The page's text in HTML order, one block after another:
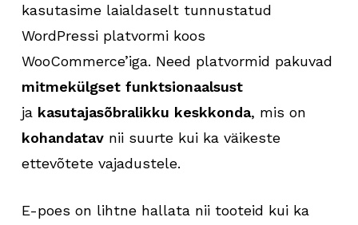
kasutasime laialdaselt tunnustatud
WordPressi platvormi koos
WooCommerce’iga. Need platvormid pakuvad
mitmekülgset funktsionaalsust
ja kasutajasõbralikku keskkonda, mis on
kohandatavnii suurte kui ka väikeste
ettevõtete vajadustele.
E-poes on lihtne hallata nii tooteid kui ka